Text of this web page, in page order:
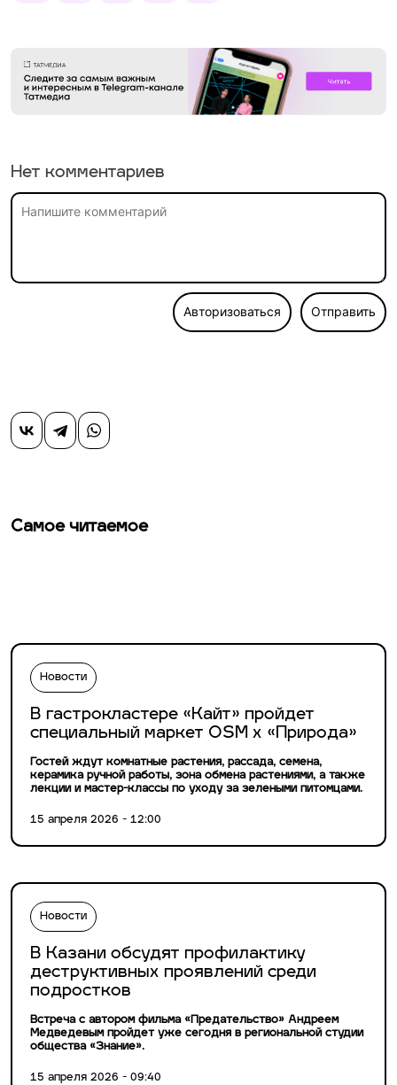
Нет комментариев
Авторизоваться Отправить
Самое читаемое
Новости
В гастрокластере «Кайт» пройдет
специальный маркет OSM х «Природа»
Гостей ждут комнатные растения, рассада, семена,
керамика ручной работы, зона обмена растениями, а также
лекции и мастер-классы по уходу за зелеными питомцами.
15 апреля 2026 - 12:00
Новости
В Казани обсудят профилактику
деструктивных проявлений среди
подростков
Встреча с автором фильма «Предательство» Андреем
Медведевым пройдет уже сегодня в региональной студии
общества «Знание».
15 апреля 2026 - 09:40